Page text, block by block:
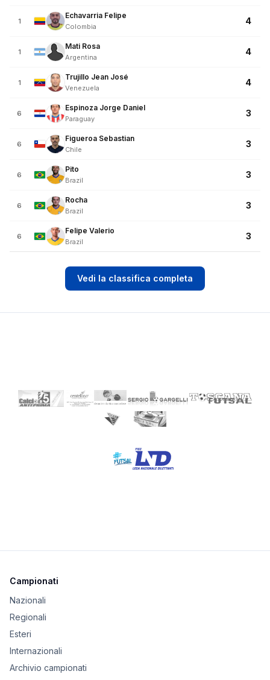
1
Echavarria Felipe
Colombia
4
1
Mati Rosa
Argentina
4
1
Trujillo Jean José
Venezuela
4
6
Espinoza Jorge Daniel
Paraguay
3
6
Figueroa Sebastian
Chile
3
6
Pito
Brazil
3
6
Rocha
Brazil
3
6
Felipe Valerio
Brazil
3
Vedi la classifica completa
Campionati
Nazionali
Regionali
Esteri
Internazionali
Archivio campionati